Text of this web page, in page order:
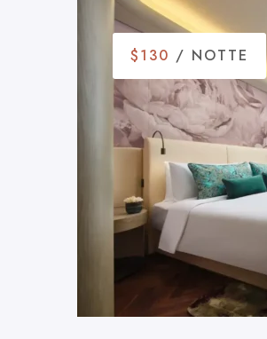
$130 / NOTTE